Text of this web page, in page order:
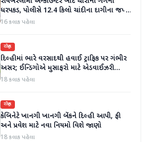
ધરપકડ, પોલીસે 12.4 કિલો ચાંદીના દાગીના જપ્ત
કર્યા
16 કલાક પહેલા
રાષ્ટ્રીય
દિલ્હીમાં ભારે વરસાદથી હવાઈ ટ્રાફિક પર ગંભીર
અસર; ઈન્ડિગોએ મુસાફરો માટે એડવાઈઝરી
જાહેર કરી
18 કલાક પહેલા
રાષ્ટ્રીય
કેબિનેટે ખાનગી ખાનગી બેંકને દિલ્હી આપી, ફી
અને પ્રવેશ માટે નવા નિયમો વિશે જાણો
18 કલાક પહેલા